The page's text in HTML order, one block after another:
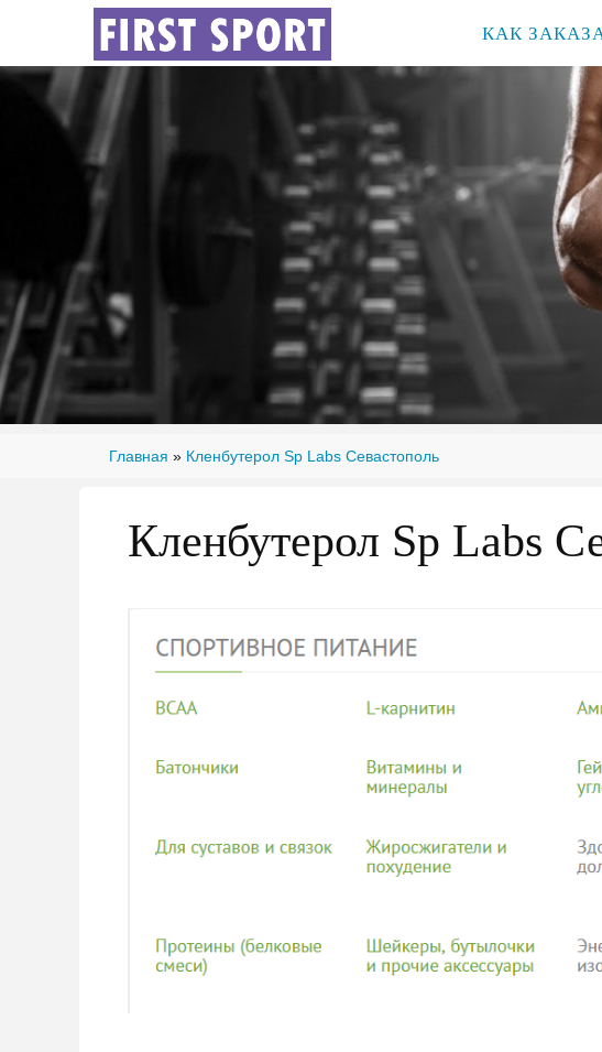
КАК
Главная » Кленбутерол Sp Labs Севастополь
Кленбутерол Sp Labs